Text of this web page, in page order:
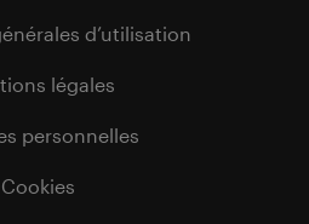
d’utilisation
légales
personnelles
Cookies